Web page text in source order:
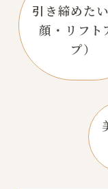
引き締めたい
顔・リフト
プ）